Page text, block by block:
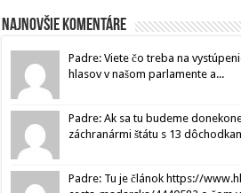
Najnovšie komentáre
Padre: Viete čo treba na
hlasov v našom parlamente a...
Padre: Ak sa tu budeme
záchranármi štátu s 13
Padre: Tu je článok https://